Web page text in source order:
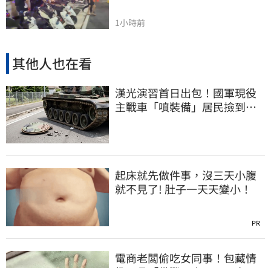
1小時前
其他人也在看
漢光演習首日出包！國軍現役
主戰車「噴裝備」居民撿到零
起床就先做件事，沒三天小腹
就不見了! 肚子一天天變小！
PR
電商老闆偷吃女同事！包藏情